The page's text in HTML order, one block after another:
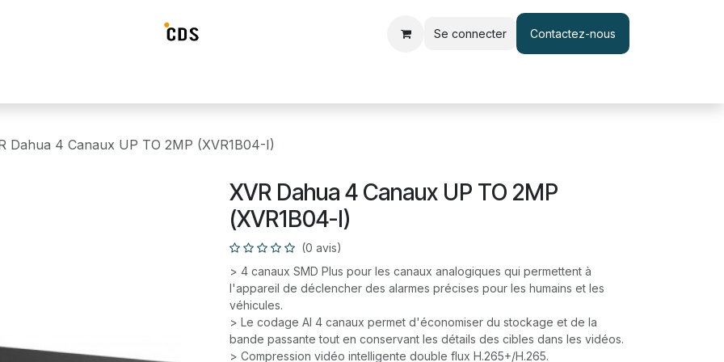
Se connecter Contactez-nous
Dahua 4 Canaux UP TO 2MP (XVR1B04-I)
​XVR Dahua 4 Canaux UP TO 2MP
(XVR1B04-I)
(0 avis)
> 4 canaux SMD Plus pour les canaux analogiques qui permettent à
l'appareil de déclencher des alarmes précises pour les humains et les
véhicules.
> Le codage AI 4 canaux permet d'économiser du stockage et de la
bande passante tout en conservant les détails des cibles dans les vidéos.
> Compression vidéo intelligente double flux H.265+/H.265.